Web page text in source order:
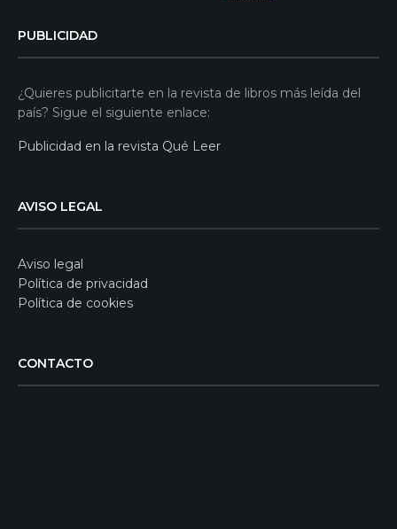
PUBLICIDAD
¿Quieres publicitarte en la revista de libros más leída del
país? Sigue el siguiente enlace:
Publicidad en la revista Qué Leer
AVISO LEGAL
Aviso legal
Política de privacidad
Política de cookies
CONTACTO